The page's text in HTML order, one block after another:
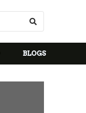
BLOGS